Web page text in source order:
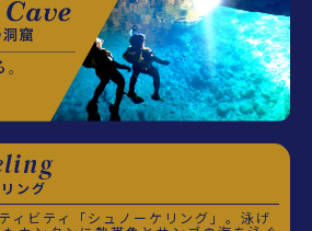
ング
ィビティ「シュノーケリング」。泳げ